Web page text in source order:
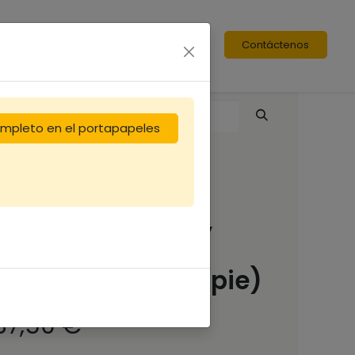
Contáctenos
Corps Dt10 en pin,
lisses (copie)
€
en el portapapeles